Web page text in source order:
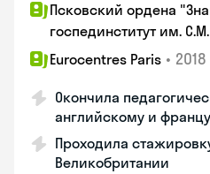
Псковский ордена
госпединститут им.
Eurocentres Paris • 2018
Окончила
английскому и
Проходила
Великобритании